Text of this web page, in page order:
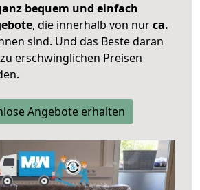
bequem und einfach
, die innerhalb von nurca.
sind. Und das Beste daran
erschwinglichen Preisen
Angebote erhalten